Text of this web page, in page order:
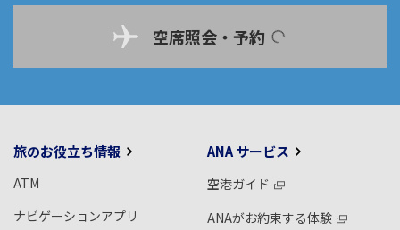
空席照会・予約
旅のお役立ち情報
ATM
ナビゲーションアプリ
ANA サービス
空港ガイド
ANAがお約束する体験